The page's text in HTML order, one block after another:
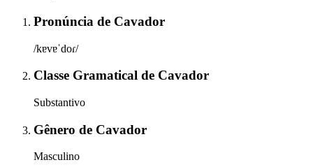
Pronúncia de Cavador
/kɐvɐˈdoɾ/
Classe Gramatical de Cavador
Substantivo
Gênero de Cavador
Masculino